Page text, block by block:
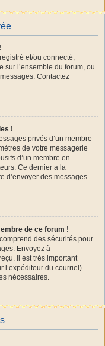
et/ou connecté,
sur l’ensemble du forum, ou
Contactez
!
privés d’un membre
de votre messagerie
d’un membre en
Ce dernier a la
d’envoyer des messages
de ce forum !
des sécurités pour
Envoyez à
Il est très important
l’expéditeur du courriel).
nécessaires.